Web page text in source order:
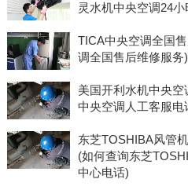
灵水机中央空调24
TICA中央空调全国
调全国售后维修服务)
美国开利水机中央
中央空调人工客服电
东芝TOSHIBA风管
(如何查询东芝
中心电话)